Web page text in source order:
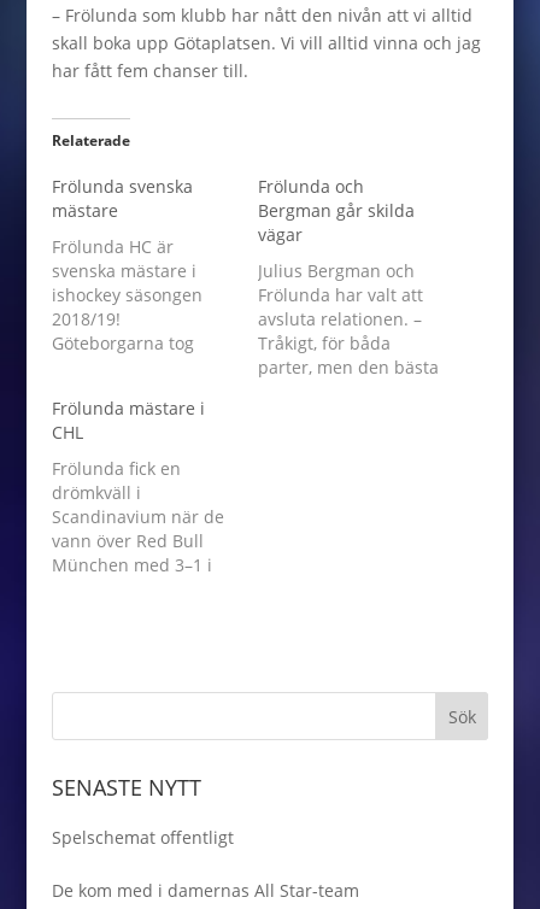
– Frölunda som klubb har nått den nivån att vi alltid
skall boka upp Götaplatsen. Vi vill alltid vinna och jag
har fått fem chanser till.
Relaterade
Frölunda svenska
mästare
Frölunda HC är
svenska mästare i
ishockey säsongen
2018/19!
Göteborgarna tog
matcher. Tidigare
under säsongen vann
Frölunda Champions
Hockey League. Nu är
man också svenska
mästare. Frölunda
vann den sjätte
Frölunda och
Bergman går skilda
vägar
Julius Bergman och
Frölunda har valt att
avsluta relationen. –
Tråkigt, för båda
parter, men den bästa
Frölunda mästare i
CHL
Frölunda fick en
drömkväll i
Scandinavium när de
vann över Red Bull
München med 3–1 i
Westerholm. Där har
såg till att Frölunda
sig som…
SENASTE NYTT
Spelschemat offentligt
De kom med i damernas All Star-team